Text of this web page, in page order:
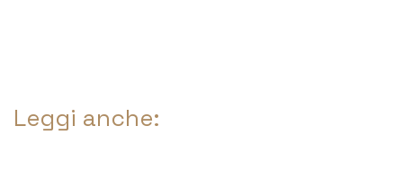
Leggi anche: